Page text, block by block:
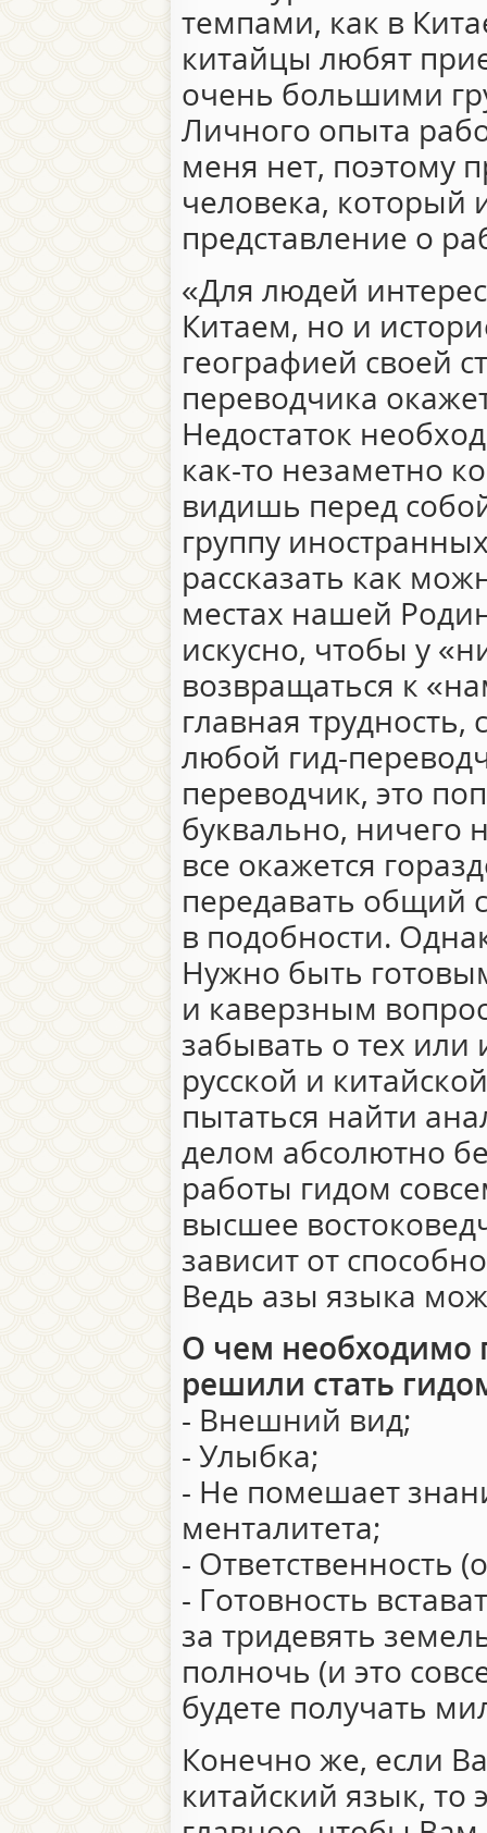
темпами, как в
китайцы любят
очень большими
Личного опыта
меня нет, поэтому
человека, который
представление о
«Для людей
Китаем, но и
географией своей
переводчика
Недостаток
как-то незаметно
видишь перед
группу
рассказать как
местах нашей
искусно, чтобы у
возвращаться к
главная трудность,
любой гид-
переводчик, это
буквально, ничего
все окажется
передавать общий
в подобности.
Нужно быть
и каверзным
забывать о тех
русской и
пытаться найти
делом абсолютно
работы гидом
высшее
зависит от
Ведь азы языка
О чем необходимо
решили стать
- Внешний вид;
- Улыбка;
- Не помешает
менталитета;
- Ответственность
- Готовность
за тридевять
полночь (и это
будете получать
Конечно же, если
китайский язык,